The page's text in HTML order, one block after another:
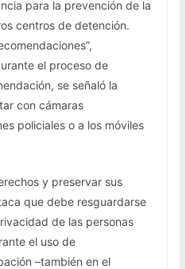
para la prevención de la
centros de detención.
el proceso de
se señaló la
con cámaras
policiales o a los móviles
y preservar sus
que ­debe resguardarse
de las personas
el uso de
–también en el